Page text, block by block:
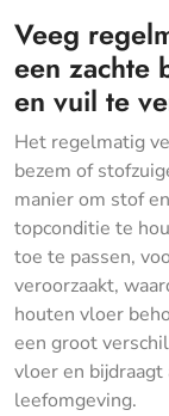
Veeg
een zachte
en vuil te
Het regelmatig
bezem of
manier om stof
topconditie te
toe te passen,
veroorzaakt,
houten vloer
een groot
vloer en bijdraagt
leefomgeving.